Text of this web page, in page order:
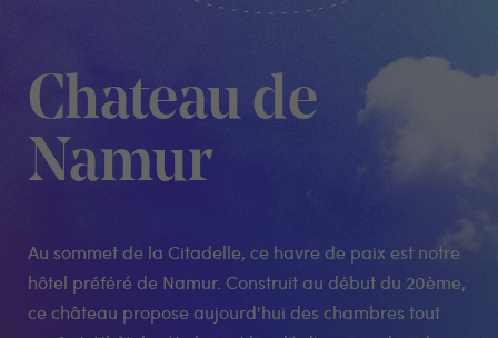
Chateau de
Namur
Au sommet de la Citadelle, ce havre de paix est notre
hôtel préféré de Namur. Construit au début du 20ème,
ce château propose aujourd'hui des chambres tout